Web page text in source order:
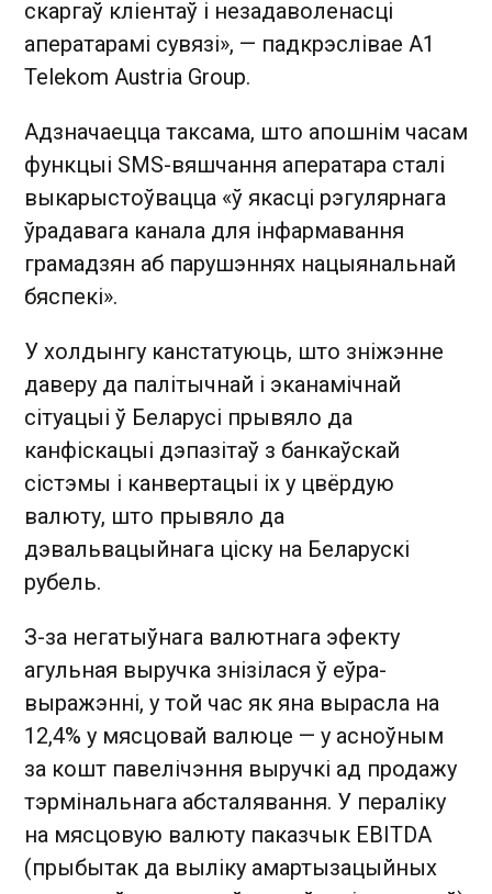
скаргаў кліентаў і незадаволенасці
аператарамі сувязі», — падкрэслівае A1
Telekom Austria Group.
Адзначаецца таксама, што апошнім часам
функцыі SMS-вяшчання аператара сталі
выкарыстоўвацца «ў якасці рэгулярнага
ўрадавага канала для інфармавання
грамадзян аб парушэннях нацыянальнай
бяспекі».
У холдынгу канстатуюць, што зніжэнне
даверу да палітычнай і эканамічнай
сітуацыі ў Беларусі прывяло да
канфіскацыі дэпазітаў з банкаўскай
сістэмы і канвертацыі іх у цвёрдую
валюту, што прывяло да
дэвальвацыйнага ціску на Беларускі
рубель.
З-за негатыўнага валютнага эфекту
агульная выручка знізілася ў еўра-
выражэнні, у той час як яна вырасла на
12,4% у мясцовай валюце — у асноўным
за кошт павелічэння выручкі ад продажу
тэрмінальнага абсталявання. У пераліку
на мясцовую валюту паказчык EBITDA
(прыбытак да выліку амартызацыйных